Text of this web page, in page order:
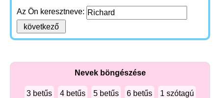
Az Ön keresztneve:
Nevek böngészése
3 betűs 4 betűs 5 betűs 6 betűs 1 szótagú